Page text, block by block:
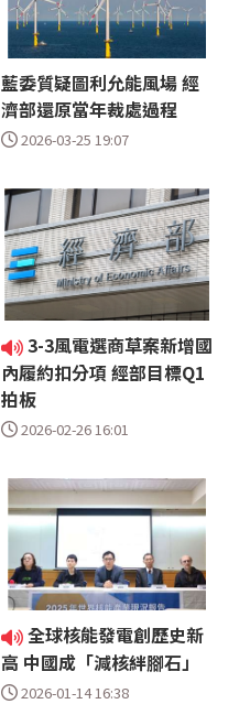
藍委質疑圖利允能風場 經
濟部還原當年裁處過程
2026-03-25 19:07
3-3風電選商草案新增國
內履約扣分項 經部目標Q1
拍板
2026-02-26 16:01
全球核能發電創歷史新
高 中國成「減核絆腳石」
2026-01-14 16:38